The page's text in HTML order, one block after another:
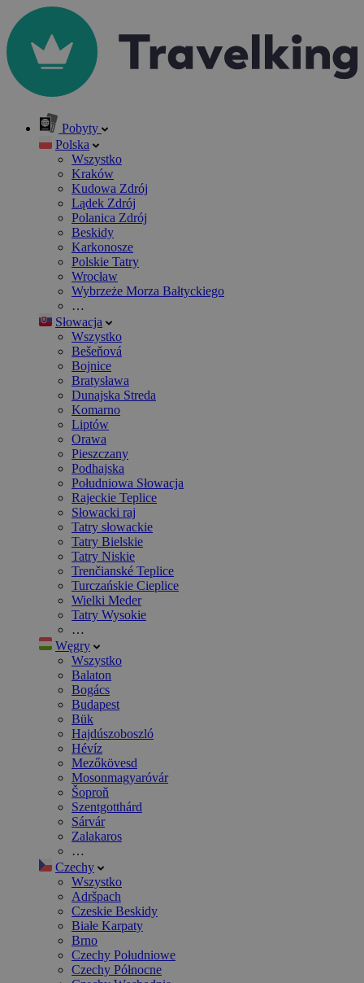
Pobyty
Polska
Wszystko
Kraków
Kudowa Zdrój
Lądek Zdrój
Polanica Zdrój
Beskidy
Karkonosze
Polskie Tatry
Wrocław
Wybrzeże Morza Bałtyckiego
…
Słowacja
Wszystko
Bešeňová
Bojnice
Bratysława
Dunajska Streda
Komarno
Liptów
Orawa
Pieszczany
Podhajska
Południowa Słowacja
Rajeckie Teplice
Słowacki raj
Tatry słowackie
Tatry Bielskie
Tatry Niskie
Trenčianské Teplice
Turczańskie Cieplice
Wielki Meder
Tatry Wysokie
…
Węgry
Wszystko
Balaton
Bogács
Budapest
Bük
Hajdúszoboszló
Hévíz
Mezőkövesd
Mosonmagyaróvár
Šoproň
Szentgotthárd
Sárvár
Zalakaros
…
Czechy
Wszystko
Adršpach
Czeskie Beskidy
Białe Karpaty
Brno
Czechy Południowe
Czechy Północne